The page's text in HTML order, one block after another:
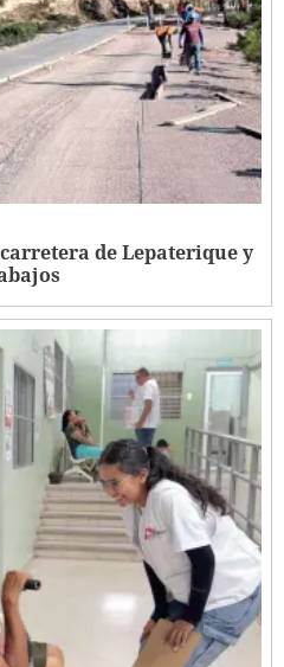
de Lepaterique y